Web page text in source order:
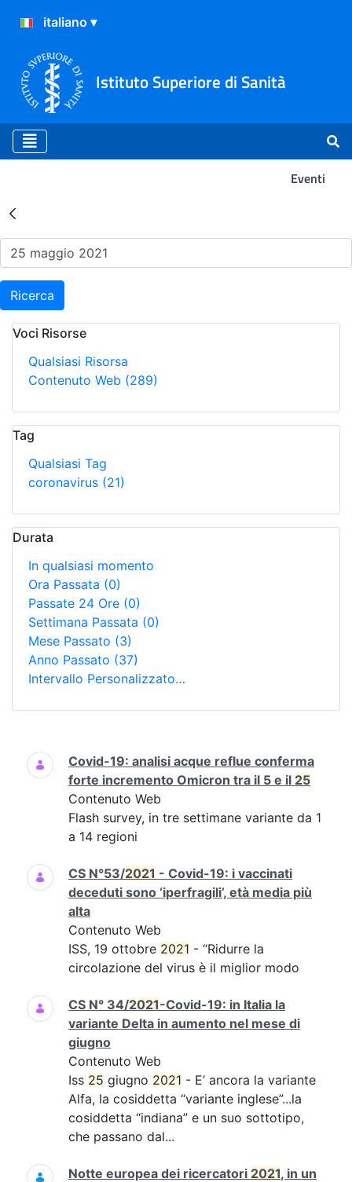
Istituto Superiore di Sanità
Eventi
Risultati della Ricerca -
Ricerca
Voci Risorse
Qualsiasi Risorsa
Contenuto Web (289)
Tag
Qualsiasi Tag
coronavirus (21)
Durata
In qualsiasi momento
Ora Passata (0)
Passate 24 Ore (0)
Settimana Passata (0)
Mese Passato (3)
Anno Passato (37)
Intervallo Personalizzato…
Ricerca
Covid-19: analisi acque reflue conferma
forte incremento Omicron tra il 5 e il 25
Contenuto Web
Flash survey, in tre settimane variante da 1
a 14 regioni
CS N°53/2021 - Covid-19: i vaccinati
deceduti sono ‘iperfragili’, età media più
alta
Contenuto Web
ISS, 19 ottobre 2021 - “Ridurre la
circolazione del virus è il miglior modo
CS N° 34/2021-Covid-19: in Italia la
variante Delta in aumento nel mese di
giugno
Contenuto Web
Iss 25 giugno 2021 - E’ ancora la variante
Alfa, la cosiddetta “variante inglese”...la
cosiddetta “indiana” e un suo sottotipo,
che passano dal...
Notte europea dei ricercatori 2021, in un